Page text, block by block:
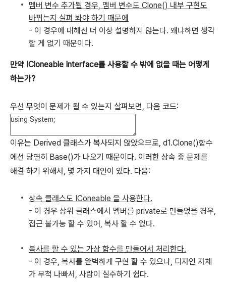
멤버 변수 추가될 경우, 멤버 변수도 Clone() 내부 구현도
바뀌는지 살펴 봐야 하기 때문에
- 이 경우에 대해선 더 이상 설명하지 않는다. 왜냐하면 생각
할 게 없기 때문이다.
만약 ICloneable Interface를 사용할 수 밖에 없을 때는 어떻게
하는가?
우선 무엇이 문제가 될 수 있는지 살펴보면, 다음 코드:
이유는 Derived 클래스가 복사되지 않았으므로, d1.Clone()함수
에선 당연히 Base()가 나오기 때문이다. 이러한 상속 중 문제를
해결 하기 위해서, 몇 가지 대안이 있다. 다음:
상속 클래스도 IConeable 을 사용한다.
- 이 경우 상위 클래스에서 멤버를 private로 만들었을 경우,
접근 불가능 할 수 있어, 복사 할 수 없다.
복사를 할 수 있는 가상 함수를 만들어서 처리한다.
- 이 경우, 복사를 완벽하게 구현 할 수 있으나, 디자인 자체
가 무척 나빠서, 사람이 실수하기 쉽다.